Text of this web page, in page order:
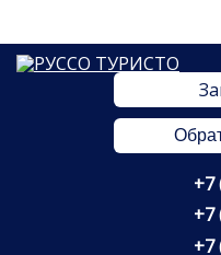
+7
+7
+7